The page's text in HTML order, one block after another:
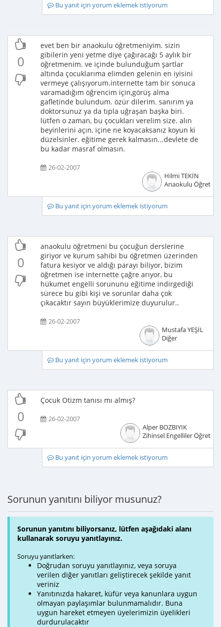
Bu yanıt için yorum eklemek istiyorum
0
evet ben bir anaokulu öğretmeniyim. sizin
gibilerin yeni yetme diye çağıracağı 5 aylık bir
öğretmenim. ve içinde bulunduğum şartlar
altında çocuklarıma elimden gelenin en iyisini
vermeye çalışıyorum.internette tam bir sonuca
varamadığım öğrencim için,görüş alma
gafletinde bulundum. özür dilerim. sanırım ya
doktorsunuz ya da tıpla uğraşan başka biri.
lütfen o zaman, bu çocukları verelim size. alın
beyinlerini açın, içine ne koyacaksanız koyun ki
düzelsinler. eğitime gerek kalmasın...devlete de
bu kadar masraf olmasın.
26-02-2007
Hilmi TEKİN
Anaokulu
Bu yanıt için yorum eklemek istiyorum
0
anaokulu öğretmeni bu çocuğun derslerine
giriyor ve kurum sahibi bu öğretmen üzerinden
fatura kesiyor ve aldığı parayı biliyor, bizim
öğretmen ise internette çağre arıyor, bu
hükumet engelli sorununu eğitime indirgediği
sürece bu gibi kişi ve sorunlar daha çok
çıkacaktır sayın büyüklerimize duyurulur..
26-02-2007
Mustafa YEŞİL
Diğer
Bu yanıt için yorum eklemek istiyorum
0
Çocuk Otizm tanısı mı almış?
26-02-2007
Alper BOZBIYIK
Zihinsel Engelliler
Bu yanıt için yorum eklemek istiyorum
Sorunun yanıtını biliyor musunuz?
Sorunun yanıtını biliyorsanız, lütfen aşağıdaki alanı
kullanarak soruyu yanıtlayınız.
Soruyu yanıtlarken:
Doğrudan soruyu yanıtlayınız, veya soruya
verilen diğer yanıtları geliştirecek şekilde yanıt
veriniz
Yanıtınızda hakaret, küfür veya kanunlara uygun
olmayan paylaşımlar bulunmamalıdır. Buna
uygun hareket etmeyen üyelerimizin üyelikleri
durdurulacaktır